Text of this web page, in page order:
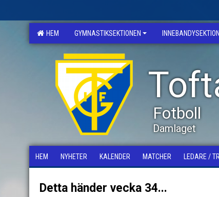
HEM GYMNASTIKSEKTIONEN
Fotboll
Damlaget
HEM NYHETER KALENDER MATCHER LEDARE /
Detta händer vecka 34...